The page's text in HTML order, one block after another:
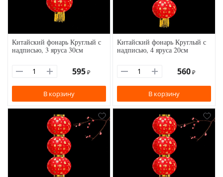
Китайский фонарь Круглый с
надписью, 3 яруса 30см
595 ₽
В корзину
Китайский фонарь Круглый с
надписью, 4 яруса 20см
560 ₽
В корзину